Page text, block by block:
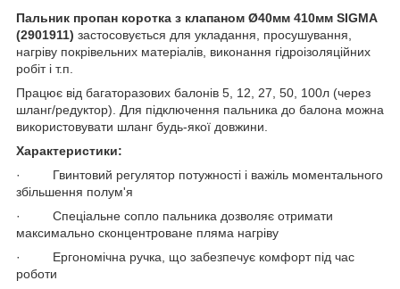
Пальник пропан коротка з клапаном Ø40мм 410мм SIGMA
(2901911) застосовується для укладання, просушування,
нагріву покрівельних матеріалів, виконання гідроізоляційних
робіт і т.п.
Працює від багаторазових балонів 5, 12, 27, 50, 100л (через
шланг/редуктор). Для підключення пальника до балона можна
використовувати шланг будь-якої довжини.
Характеристики:
· Гвинтовий регулятор потужності і важіль моментального
збільшення полум'я
· Спеціальне сопло пальника дозволяє отримати
максимально сконцентроване пляма нагріву
· Ергономічна ручка, що забезпечує комфорт під час
роботи